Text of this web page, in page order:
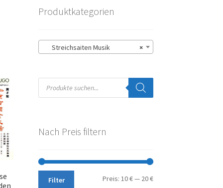
Produktkategorien
×
Streichsaiten Musik
Products
search
Nach Preis filtern
Min.
Max.
Filter Preis: 10 €— 20 €